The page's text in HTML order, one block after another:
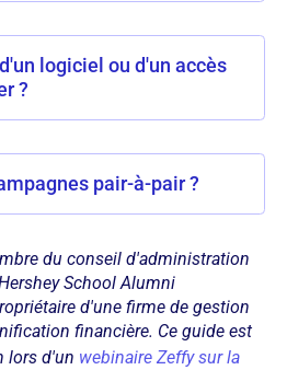
logiciel ou d'un accès
?
pair-à-pair ?
du conseil d'administration
School Alumni
d'une firme de gestion
financière. Ce guide est
lors d'un webinaire Zeffy sur la